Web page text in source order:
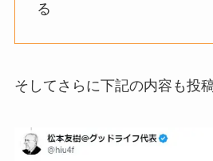
る
そしてさらに下記の内容も投